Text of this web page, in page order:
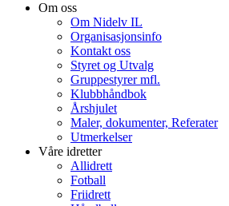
Om oss
Om Nidelv IL
Organisasjonsinfo
Kontakt oss
Styret og Utvalg
Gruppestyrer mfl.
Klubbhåndbok
Årshjulet
Maler, dokumenter, Referater
Utmerkelser
Våre idretter
Allidrett
Fotball
Friidrett